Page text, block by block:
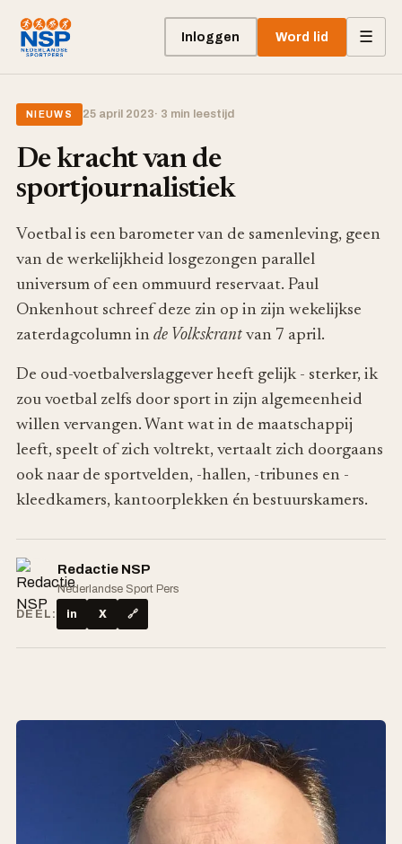
Inloggen Word lid ☰
NIEUWS 25 april 2023· 3 min leestijd
De kracht van de
sportjournalistiek
Voetbal is een barometer van de samenleving, geen
van de werkelijkheid losgezongen parallel
universum of een ommuurd reservaat. Paul
Onkenhout schreef deze zin op in zijn wekelijkse
zaterdagcolumn in de Volkskrant van 7 april.
De oud-voetbalverslaggever heeft gelijk - sterker, ik
zou voetbal zelfs door sport in zijn algemeenheid
willen vervangen. Want wat in de maatschappij
leeft, speelt of zich voltrekt, vertaalt zich doorgaans
ook naar de sportvelden, -hallen, -tribunes en -
kleedkamers, kantoorplekken én bestuurskamers.
Redactie NSP
Nederlandse Sport Pers
DEEL:
in X 🔗